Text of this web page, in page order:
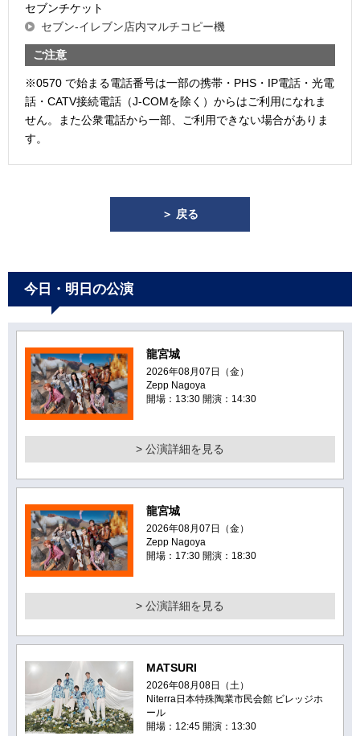
セブンチケット
セブン-イレブン店内マルチコピー機
ご注意
※0570 で始まる電話番号は一部の携帯・PHS・IP電話・光電
話・CATV接続電話（J-COMを除く）からはご利用になれま
せん。また公衆電話から一部、ご利用できない場合がありま
す。
＞ 戻る
今日・明日の公演
龍宮城
2026年08月07日（金）
Zepp Nagoya
開場：13:30 開演：14:30
> 公演詳細を見る
龍宮城
2026年08月07日（金）
Zepp Nagoya
開場：17:30 開演：18:30
> 公演詳細を見る
MATSURI
2026年08月08日（土）
Niterra日本特殊陶業市民会館 ビレッジホ
ール
開場：12:45 開演：13:30